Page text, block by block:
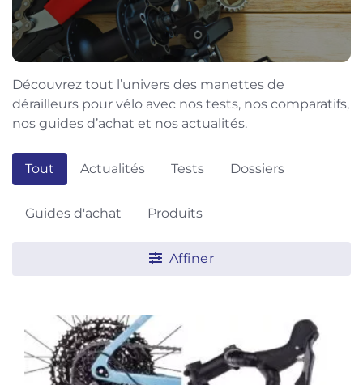
Découvrez tout l’univers des manettes de
dérailleurs pour vélo avec nos tests, nos comparatifs,
nos guides d’achat et nos actualités.
Tout Actualités Tests Dossiers
Guides d'achat Produits
Affiner